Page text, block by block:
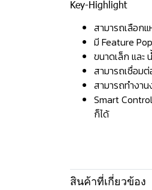
Key-Highlight
สามารถเลือก
มี Feature
ขนาดเล็ก และ
สามารถเชื่อม
สามารถทำงาน
Smart
ก็ได้
สินค้าที่เกี่ยวข้อง